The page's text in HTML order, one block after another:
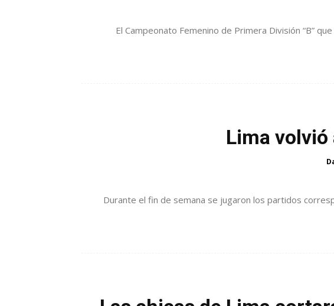
El Campeonato Femenino de Primera División “B”
Lima
Durante el fin de semana se jugaron los partidos